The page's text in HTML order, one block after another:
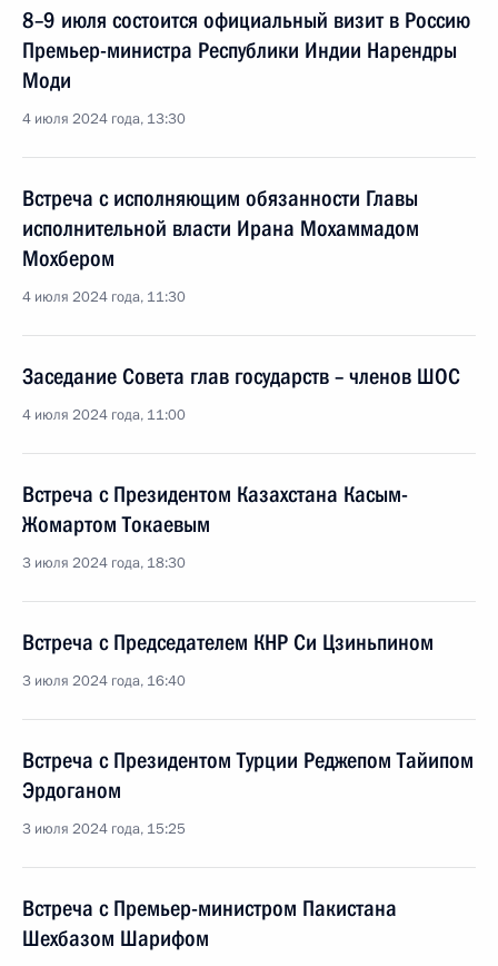
8–9 июля состоится официальный визит в Россию
Премьер-министра Республики Индии Нарендры
Моди
4 июля 2024 года, 13:30
Встреча с исполняющим обязанности Главы
исполнительной власти Ирана Мохаммадом
Мохбером
4 июля 2024 года, 11:30
Заседание Совета глав государств – членов ШОС
4 июля 2024 года, 11:00
Встреча с Президентом Казахстана Касым-
Жомартом Токаевым
3 июля 2024 года, 18:30
Встреча с Председателем КНР Си Цзиньпином
3 июля 2024 года, 16:40
Встреча с Президентом Турции Реджепом Тайипом
Эрдоганом
3 июля 2024 года, 15:25
Встреча с Премьер-министром Пакистана
Шехбазом Шарифом